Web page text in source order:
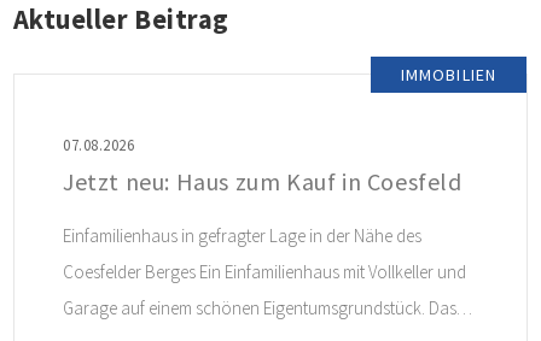
Aktueller Beitrag
IMMOBILIEN
07.08.2026
Jetzt neu: Haus zum Kauf in Coesfeld
Einfamilienhaus in gefragter Lage in der Nähe des
Coesfelder Berges Ein Einfamilienhaus mit Vollkeller und
Garage auf einem schönen Eigentumsgrundstück. Das